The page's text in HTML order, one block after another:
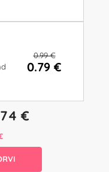
0.99 €
0.79 €
€